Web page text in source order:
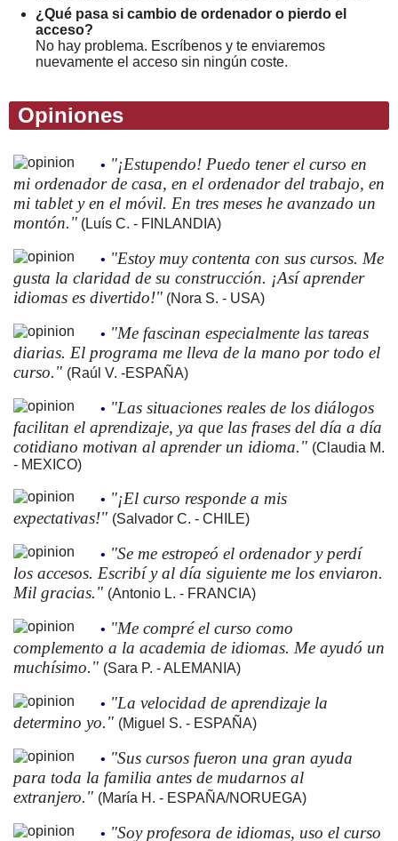
¿Qué pasa si cambio de ordenador o pierdo el
acceso?
No hay problema. Escríbenos y te enviaremos
nuevamente el acceso sin ningún coste.
Opiniones
• "¡Estupendo! Puedo tener el curso en
mi ordenador de casa, en el ordenador del trabajo, en
mi tablet y en el móvil. En tres meses he avanzado un
montón." (Luís C. - FINLANDIA)
• "Estoy muy contenta con sus cursos. Me
gusta la claridad de su construcción. ¡Así aprender
idiomas es divertido!" (Nora S. - USA)
• "Me fascinan especialmente las tareas
diarias. El programa me lleva de la mano por todo el
curso." (Raúl V. -ESPAÑA)
• "Las situaciones reales de los diálogos
facilitan el aprendizaje, ya que las frases del día a día
cotidiano motivan al aprender un idioma." (Claudia M.
- MEXICO)
• "¡El curso responde a mis
expectativas!" (Salvador C. - CHILE)
• "Se me estropeó el ordenador y perdí
los accesos. Escribí y al día siguiente me los enviaron.
Mil gracias." (Antonio L. - FRANCIA)
• "Me compré el curso como
complemento a la academia de idiomas. Me ayudó un
muchísimo." (Sara P. - ALEMANIA)
• "La velocidad de aprendizaje la
determino yo." (Miguel S. - ESPAÑA)
• "Sus cursos fueron una gran ayuda
para toda la familia antes de mudarnos al
extranjero." (María H. - ESPAÑA/NORUEGA)
• "Soy profesora de idiomas, uso el curso